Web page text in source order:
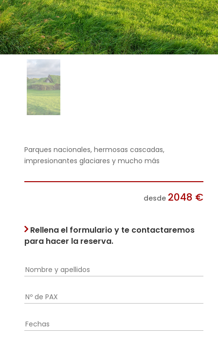
Parques nacionales, hermosas cascadas,
impresionantes glaciares y mucho más
desde 2048 €
Rellena el formulario y te contactaremos
para hacer la reserva.